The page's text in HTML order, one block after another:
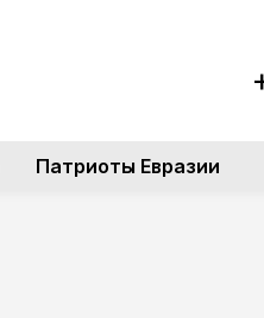
Патриоты Евразии